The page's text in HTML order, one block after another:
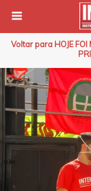
Voltar para HOJE FOI